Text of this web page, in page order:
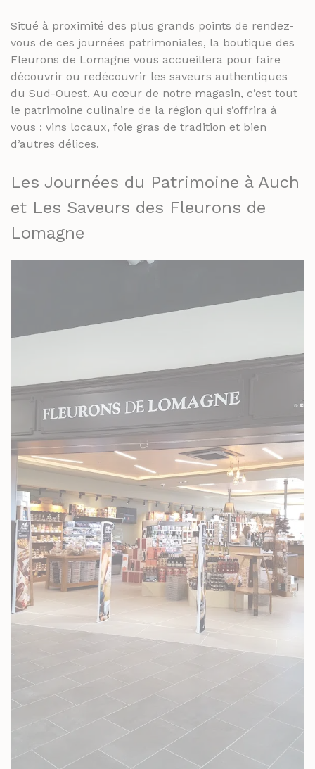
Situé à proximité des plus grands points de rendez-
vous de ces journées patrimoniales, la boutique des
Fleurons de Lomagne vous accueillera pour faire
découvrir ou redécouvrir les saveurs authentiques
du Sud-Ouest. Au cœur de notre magasin, c’est tout
le patrimoine culinaire de la région qui s’offrira à
vous : vins locaux, foie gras de tradition et bien
d’autres délices.
Les Journées du Patrimoine à Auch
et Les Saveurs des Fleurons de
Lomagne